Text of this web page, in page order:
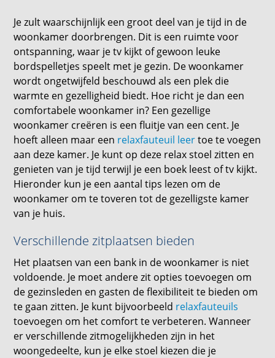
Je zult waarschijnlijk een groot deel van je tijd in de
woonkamer doorbrengen. Dit is een ruimte voor
ontspanning, waar je tv kijkt of gewoon leuke
bordspelletjes speelt met je gezin. De woonkamer
wordt ongetwijfeld beschouwd als een plek die
warmte en gezelligheid biedt. Hoe richt je dan een
comfortabele woonkamer in? Een gezellige
woonkamer creëren is een fluitje van een cent. Je
hoeft alleen maar een relaxfauteuil leertoe te voegen
aan deze kamer. Je kunt op deze relax stoel zitten en
genieten van je tijd terwijl je een boek leest of tv kijkt.
Hieronder kun je een aantal tips lezen om de
woonkamer om te toveren tot de gezelligste kamer
van je huis.
Verschillende zitplaatsen bieden
Het plaatsen van een bank in de woonkamer is niet
voldoende. Je moet andere zit opties toevoegen om
de gezinsleden en gasten de flexibiliteit te bieden om
te gaan zitten. Je kunt bijvoorbeeld relaxfauteuils
toevoegen om het comfort te verbeteren. Wanneer
er verschillende zitmogelijkheden zijn in het
woongedeelte, kun je elke stoel kiezen die je